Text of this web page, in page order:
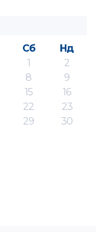
Сб
Нд
1
2
8
9
15
16
22
23
29
30